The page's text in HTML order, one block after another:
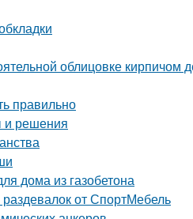
облицовке кирпичом
правильно
и решения
дома из газобетона
от СпортМебель